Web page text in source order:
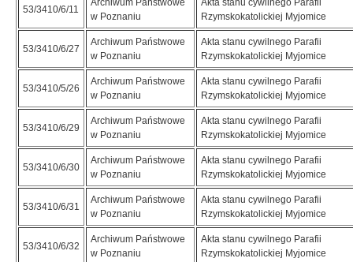
53/3410/6/11
Archiwum Państwowe
w Poznaniu
Akta stanu cywilnego Parafii
Rzymskokatolickiej Myjomice
53/3410/6/27
Archiwum Państwowe
w Poznaniu
Akta stanu cywilnego Parafii
Rzymskokatolickiej Myjomice
53/3410/5/26
Archiwum Państwowe
w Poznaniu
Akta stanu cywilnego Parafii
Rzymskokatolickiej Myjomice
53/3410/6/29
Archiwum Państwowe
w Poznaniu
Akta stanu cywilnego Parafii
Rzymskokatolickiej Myjomice
53/3410/6/30
Archiwum Państwowe
w Poznaniu
Akta stanu cywilnego Parafii
Rzymskokatolickiej Myjomice
53/3410/6/31
Archiwum Państwowe
w Poznaniu
Akta stanu cywilnego Parafii
Rzymskokatolickiej Myjomice
53/3410/6/32
Archiwum Państwowe
w Poznaniu
Akta stanu cywilnego Parafii
Rzymskokatolickiej Myjomice